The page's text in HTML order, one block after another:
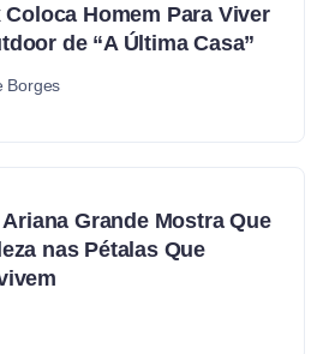
Coloca Homem Para Viver
de “A Última Casa”
Borges
Ariana Grande Mostra Que
nas Pétalas Que